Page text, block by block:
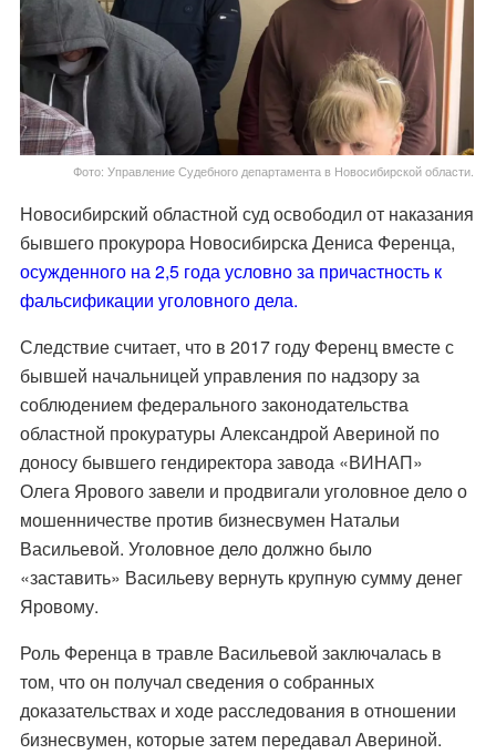
Фото: Управление Судебного департамента в Новосибирской области.
Новосибирский областной суд освободил от наказания
бывшего прокурора Новосибирска Дениса Ференца,
осужденного на 2,5 года условно за причастность к
фальсификации уголовного дела.
Следствие считает, что в 2017 году Ференц вместе с
бывшей начальницей управления по надзору за
соблюдением федерального законодательства
областной прокуратуры Александрой Авериной по
доносу бывшего гендиректора завода «ВИНАП»
Олега Ярового завели и продвигали уголовное дело о
мошенничестве против бизнесвумен Натальи
Васильевой. Уголовное дело должно было
«заставить» Васильеву вернуть крупную сумму денег
Яровому.
Роль Ференца в травле Васильевой заключалась в
том, что он получал сведения о собранных
доказательствах и ходе расследования в отношении
бизнесвумен, которые затем передавал Авериной.